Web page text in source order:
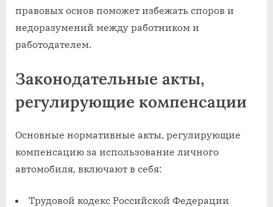
правовых основ поможет избежать споров и
недоразумений между работником и
работодателем.
Законодательные акты,
регулирующие компенсации
Основные нормативные акты, регулирующие
компенсацию за использование личного
автомобиля, включают в себя:
Трудовой кодекс Российской Федерации